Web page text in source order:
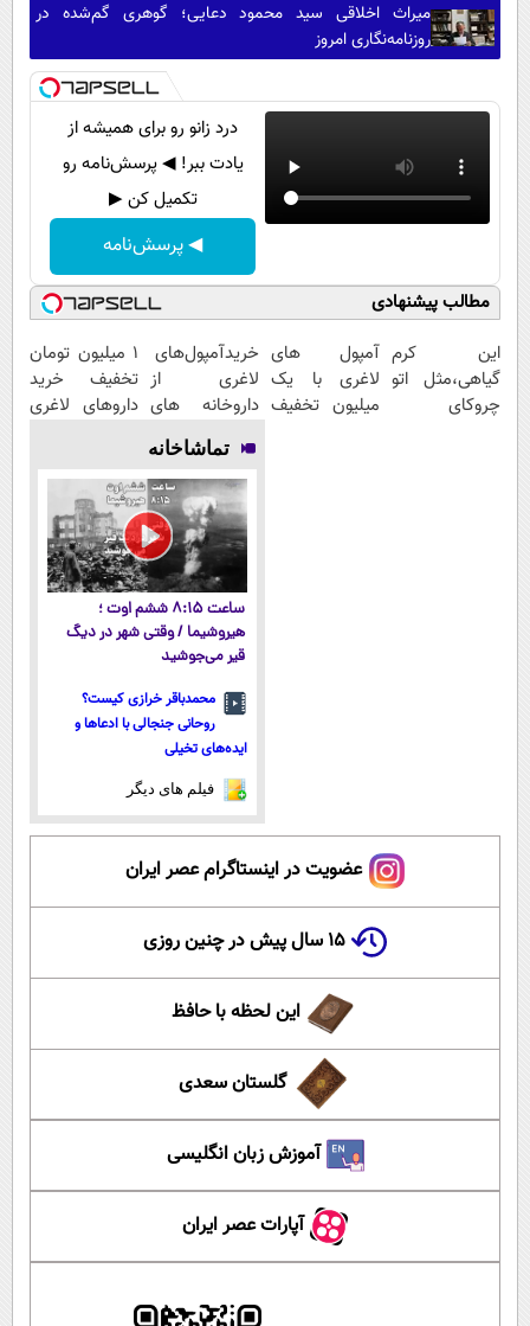
میراث اخلاقی سید محمود دعایی؛ گوهری گم‌شده در
روزنامه‌نگاری امروز
درد زانو رو برای همیشه از
یادت ببر! ◀ پرسش‌نامه رو
تکمیل کن ▶
◀ پرسش‌نامه
مطالب پیشنهادی
این کرم
گیاهی،مثل اتو
چروکای
آمپول های
لاغری با یک
میلیون تخفیف
خریدآمپول‌های
لاغری از
داروخانه های
اطرافت، ارسال
فوری همراه با
پک یخ!
1 میلیون تومان
تخفیف خرید
داروهای لاغری
یخ!
تماشاخانه
ساعت ۸:۱۵ ششم اوت ؛
هیروشیما / وقتی شهر در دیگ
قیر می‌جوشید
محمدباقر خرازی کیست؟
روحانی جنجالی با ادعاها و
ایده‌های تخیلی
فیلم های دیگر
عضویت در اینستاگرام عصر ایران
۱۵ سال پیش در چنین روزی
این لحظه با حافظ
گلستان سعدی
آموزش زبان انگلیسی
آپارات عصر ایران